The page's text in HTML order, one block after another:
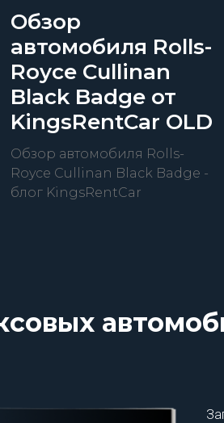
Обзор
автомобиля Rolls-
Royce Cullinan
Black Badge от
KingsRentCar OLD
Обзор автомобиля Rolls-
Royce Cullinan Black Badge -
блог KingsRentCar